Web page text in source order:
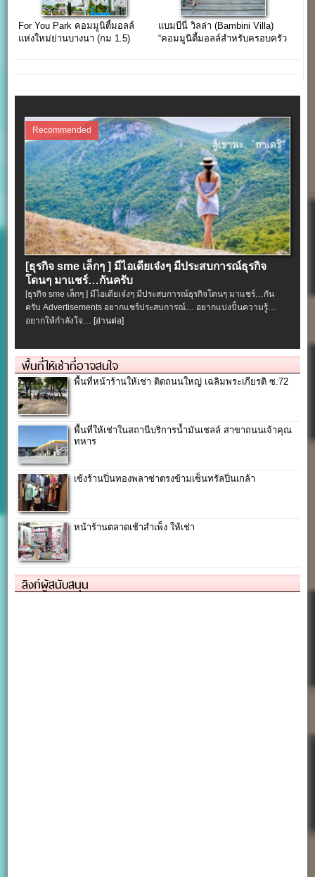
For You Park คอมมูนิตี้มอลล์
แห่งใหม่ย่านบางนา (กม 1.5)
แบมบีนี่ วิลล่า (Bambini Villa)
“คอมมูนิตี้มอลล์สำหรับครอบครัว
Recommended
[ธุรกิจ sme เล็กๆ ] มีไอเดียเจ๋งๆ มีประสบการณ์ธุรกิจ
โดนๆ มาแชร์…กันครับ
[ธุรกิจ sme เล็กๆ ] มีไอเดียเจ๋งๆ มีประสบการณ์ธุรกิจโดนๆ มาแชร์…กัน
ครับ Advertisements อยากแชร์ประสบการณ์… อยากแบ่งปั้นความรู้…
อยากให้กำลังใจ… [อ่านต่อ]
พื้นที่ให้เช่าที่อาจสนใจ
พื้นที่หน้าร้านให้เช่า ติดถนนใหญ่ เฉลิมพระเกียรติ ซ.72
พื้นที่ให้เช่าในสถานีบริการน้ำมันเชลล์ สาขาถนนเจ้าคุณ
ทหาร
เซ้งร้านปิ่นทองพลาซ่าตรงข้ามเซ็นทรัลปิ่นเกล้า
หน้าร้านตลาดเช้าสำเพ็ง ให้เช่า
ลิงก์ผู้สนับสนุน